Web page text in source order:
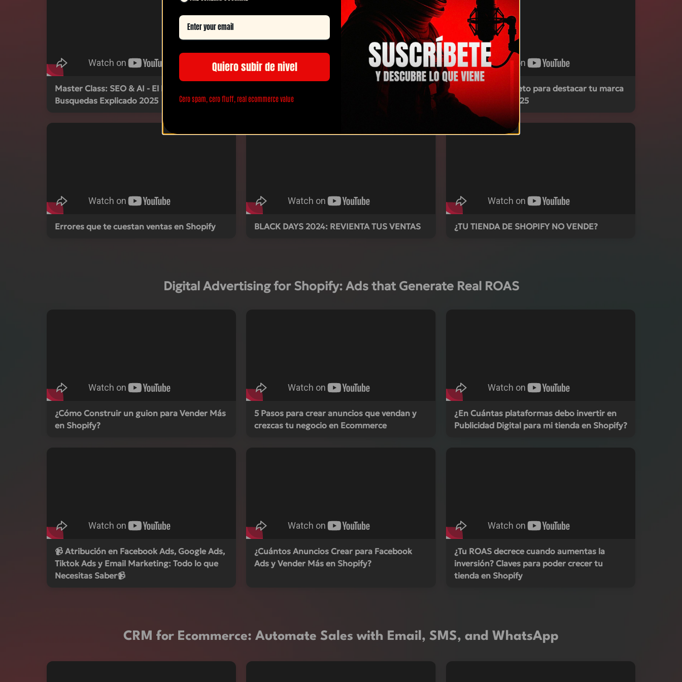
Master Class: SEO & AI - El Futuro de las
Busquedas Explicado 2025
tienda Shopify
Descubre el secreto para destacar tu marca
de Shopify en 2025
Errores que te cuestan ventas en Shopify BLACK DAYS 2024: REVIENTA TUS VENTAS ¿TU TIENDA DE SHOPIFY NO VENDE?
Digital Advertising for Shopify: Ads that Generate Real ROAS
¿Cómo Construir un guion para Vender Más
en Shopify?
5 Pasos para crear anuncios que vendan y
crezcas tu negocio en Ecommerce
¿En Cuántas plataformas debo invertir en
Publicidad Digital para mi tienda en Shopify?
📹 Atribución en Facebook Ads, Google Ads,
Tiktok Ads y Email Marketing: Todo lo que
Necesitas Saber📹
¿Cuántos Anuncios Crear para Facebook
Ads y Vender Más en Shopify?
¿Tu ROAS decrece cuando aumentas la
inversión? Claves para poder crecer tu
tienda en Shopify
CRM for Ecommerce: Automate Sales with Email, SMS, and WhatsApp
Quiero subir de nivel
Cero spam, cero fluff, real ecommerce value